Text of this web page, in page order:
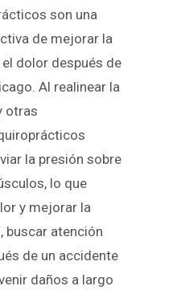
son una
de mejorar la
dolor después de
Al realinear la
otras
la presión sobre
lo que
y mejorar la
buscar atención
de un accidente
daños a largo